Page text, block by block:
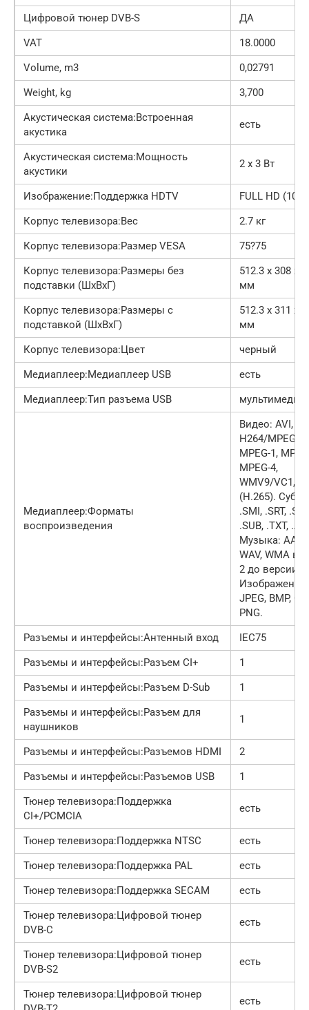
Цифровой тюнер DVB-S
ДА
VAT
18.0000
Volume, m3
0,02791
Weight, kg
3,700
Акустическая система:Встроенная
акустика
есть
Акустическая система:Мощность
акустики
2 x 3 Вт
Изображение:Поддержка HDTV
FULL HD
Корпус телевизора:Вес
2.7 кг
Корпус телевизора:Размер VESA
75?75
Корпус телевизора:Размеры без
подставки (ШxВxГ)
512.3 x 308 x
мм
Корпус телевизора:Размеры с
подставкой (ШxВxГ)
512.3 x 311 x
мм
Корпус телевизора:Цвет
черный
Медиаплеер:Медиаплеер USB
есть
Медиаплеер:Тип разъема USB
Медиаплеер:Форматы
воспроизведения
Видео: AVI,
H264/MPEG-4
MPEG-1,
MPEG-4,
WMV9/VC1,
(H.265).
.SMI, .SRT,
.SUB, .TXT,
Музыка: AAC,
WAV, WMA
2 до версии
Изображения:
JPEG, BMP, GIF,
PNG.
Разъемы и интерфейсы:Антенный вход
IEC75
Разъемы и интерфейсы:Разъем CI+
1
Разъемы и интерфейсы:Разъем D-Sub
1
Разъемы и интерфейсы:Разъем для
наушников
1
Разъемы и интерфейсы:Разъемов HDMI
2
Разъемы и интерфейсы:Разъемов USB
1
Тюнер телевизора:Поддержка
CI+/PCMCIA
есть
Тюнер телевизора:Поддержка NTSC
есть
Тюнер телевизора:Поддержка PAL
есть
Тюнер телевизора:Поддержка SECAM
есть
Тюнер телевизора:Цифровой тюнер
DVB-C
есть
Тюнер телевизора:Цифровой тюнер
DVB-S2
есть
Тюнер телевизора:Цифровой тюнер
есть